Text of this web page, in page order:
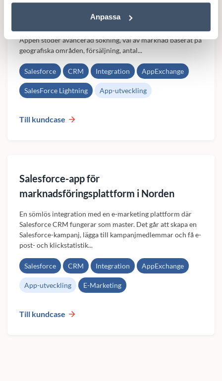
Anpassa
DevCore har utvecklat en modern Lightning-app som
berikar Salesforce CRM med kundens informationstjänster.
Appen stöder avancerad sökning, val av marknad baserat på
geografiska områden, försäljning, antal...
Salesforce CRM Integration AppExchange
SalesForce Lightning App-utveckling
Till kundcase
Salesforce-app för
marknadsföringsplattform i Norden
En sömlös integration med en e-marketing plattform där
Salesforce CRM fungerar som master. Det går att skapa en
Salesforce-kampanj, lägga till kampanjmedlemmar och få e-
post- och klickstatistik...
Salesforce CRM Integration AppExchange
App-utveckling E-Marketing
Till kundcase